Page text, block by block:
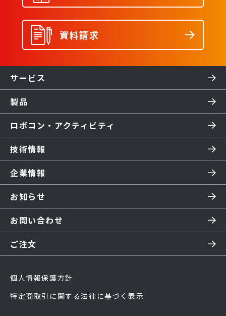
資料請求
サービス
製品
ロボコン・アクティビティ
技術情報
企業情報
お知らせ
お問い合わせ
ご注文
個人情報保護方針
特定商取引に関する法律に基づく表示